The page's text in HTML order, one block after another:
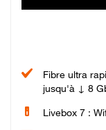
Fibre ultra
jusqu'à ↓ 8
Livebox 7 :